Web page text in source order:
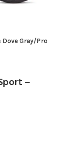
Dove Gray/Pro
–